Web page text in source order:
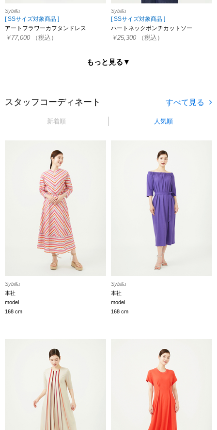
Sybilla
[ SSサイズ対象商品 ]
アートフラワーカフタンドレス
￥77,000 （税込）
Sybilla
[ SSサイズ対象商品 ]
ハートネックポンチカットソー
￥25,300 （税込）
もっと見る▼
スタッフコーディネート
新着順 人気順
Sybilla
本社
model
168 cm
Sybilla
本社
model
168 cm